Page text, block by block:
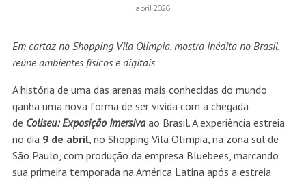
abril 2026
Em cartaz no Shopping Vila Olímpia, mostra inédita no Brasil,
reúne ambientes físicos e digitais
A história de uma das arenas mais conhecidas do mundo
ganha uma nova forma de ser vivida com a chegada
de Coliseu: Exposição Imersivaao Brasil. A experiência estreia
no dia 9 de abril, no Shopping Vila Olímpia, na zona sul de
São Paulo, com produção da empresa Bluebees, marcando
sua primeira temporada na América Latina após a estreia